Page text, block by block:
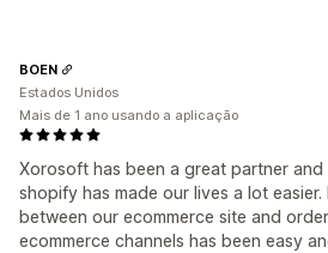
Xorosoft has been a great partner
shopify has made our lives a lot
between our ecommerce site and
ecommerce channels has been easy
BOEN
Estados Unidos
Mais de 1 ano usando a aplicação